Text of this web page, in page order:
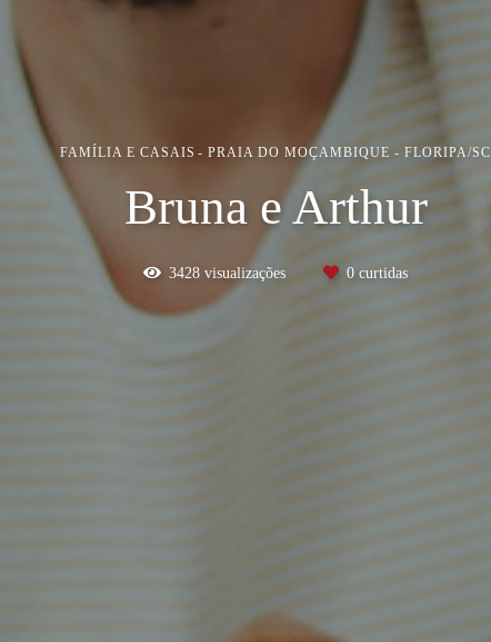
FAMÍLIA E CASAIS PRAIA DO MOÇAMBIQUE - FLORIPA/SC
Bruna e Arthur
3428 visualizações 0curtidas